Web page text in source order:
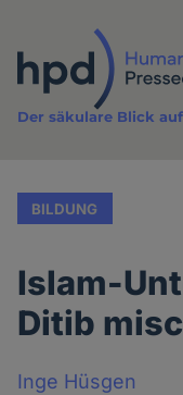
Inhalt
Der säkulare Blick
BILDUNG
Islam-
Ditib
Inge Hüsgen